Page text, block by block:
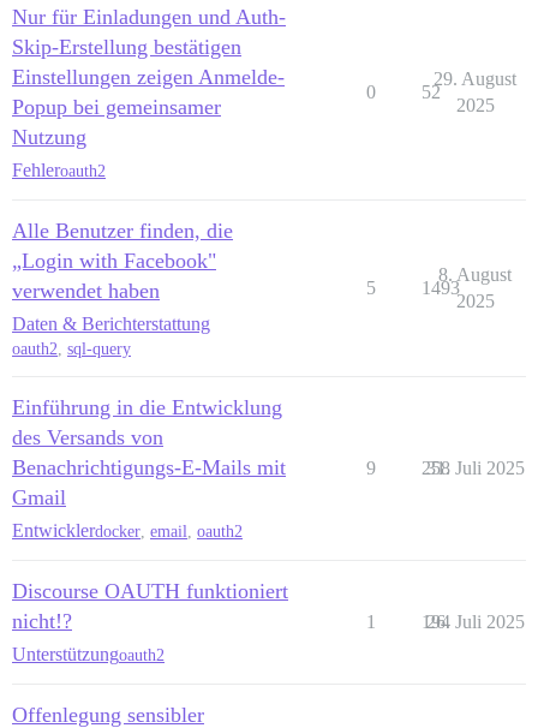
Nur für Einladungen und Auth-
Skip-Erstellung bestätigen
Einstellungen zeigen Anmelde-
Popup bei gemeinsamer
Nutzung
Fehleroauth2
0 52
29. August
2025
Alle Benutzer finden, die
„Login with Facebook"
verwendet haben
Daten & Berichterstattung
oauth2, sql-query
5 1493
8. August
2025
Einführung in die Entwicklung
des Versands von
Benachrichtigungs-E-Mails mit
Gmail
Entwicklerdocker email oauth2
9 258
31. Juli 2025
Discourse OAUTH funktioniert
nicht!?
Unterstützungoauth2
1 194
26. Juli 2025
Offenlegung sensibler